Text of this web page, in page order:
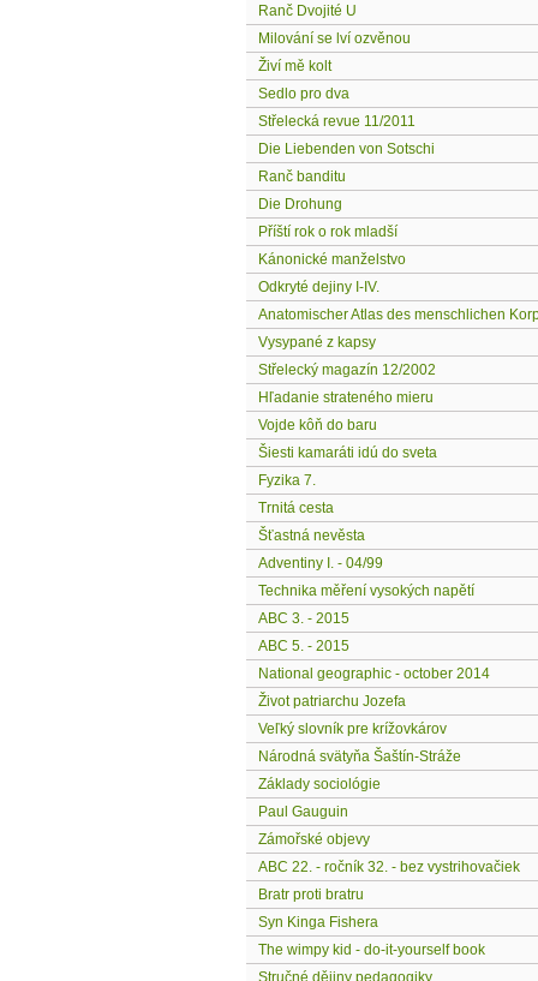
Ranč Dvojité U
Milování se lví ozvěnou
Živí mě kolt
Sedlo pro dva
Střelecká revue 11/2011
Die Liebenden von Sotschi
Ranč banditu
Die Drohung
Příští rok o rok mladší
Kánonické manželstvo
Odkryté dejiny I-IV.
Anatomischer Atlas des menschlichen
Vysypané z kapsy
Střelecký magazín 12/2002
Hľadanie strateného mieru
Vojde kôň do baru
Šiesti kamaráti idú do sveta
Fyzika 7.
Trnitá cesta
Šťastná nevěsta
Adventiny I. - 04/99
Technika měření vysokých napětí
ABC 3. - 2015
ABC 5. - 2015
National geographic - october 2014
Život patriarchu Jozefa
Veľký slovník pre krížovkárov
Národná svätyňa Šaštín-Stráže
Základy sociológie
Paul Gauguin
Zámořské objevy
ABC 22. - ročník 32. - bez vystrihovačiek
Bratr proti bratru
Syn Kinga Fishera
The wimpy kid - do-it-yourself book